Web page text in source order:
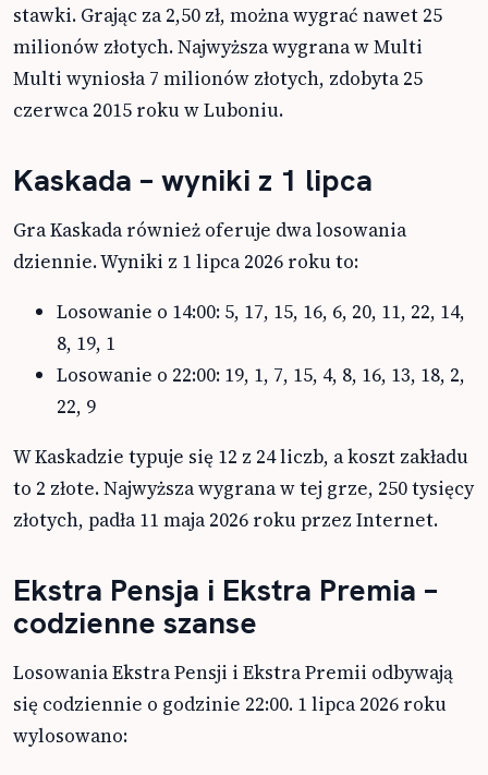
stawki. Grając za 2,50 zł, można wygrać nawet 25
milionów złotych. Najwyższa wygrana w Multi
Multi wyniosła 7 milionów złotych, zdobyta 25
czerwca 2015 roku w Luboniu.
Kaskada – wyniki z 1 lipca
Gra Kaskada również oferuje dwa losowania
dziennie. Wyniki z 1 lipca 2026 roku to:
Losowanie o 14:00: 5, 17, 15, 16, 6, 20, 11, 22, 14,
8, 19, 1
Losowanie o 22:00: 19, 1, 7, 15, 4, 8, 16, 13, 18, 2,
22, 9
W Kaskadzie typuje się 12 z 24 liczb, a koszt zakładu
to 2 złote. Najwyższa wygrana w tej grze, 250 tysięcy
złotych, padła 11 maja 2026 roku przez Internet.
Ekstra Pensja i Ekstra Premia –
codzienne szanse
Losowania Ekstra Pensji i Ekstra Premii odbywają
się codziennie o godzinie 22:00. 1 lipca 2026 roku
wylosowano: